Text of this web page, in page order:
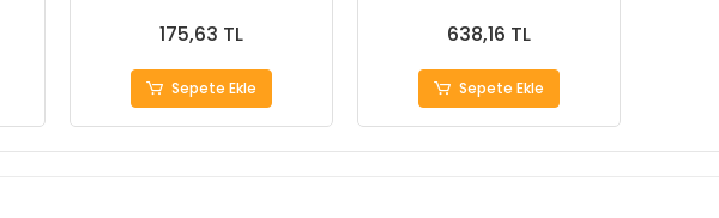
175,63 TL
Sepete Ekle
638,16 TL
Sepete Ekle